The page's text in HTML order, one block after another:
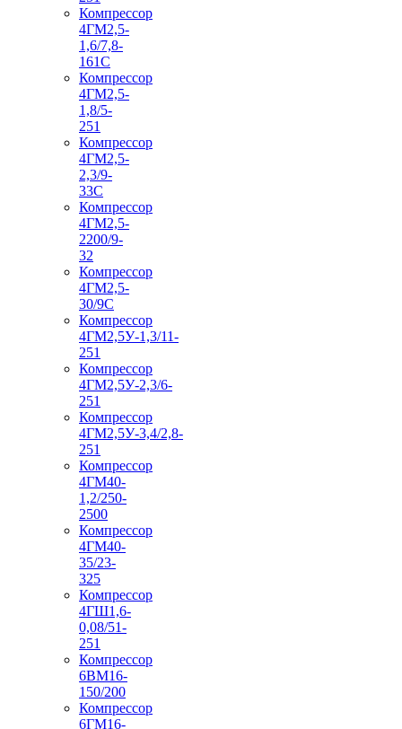
Компрессор
4ГМ2,5-
1,6/7,8-
161С
Компрессор
4ГМ2,5-
1,8/5-
251
Компрессор
4ГМ2,5-
2,3/9-
33С
Компрессор
4ГМ2,5-
2200/9-
32
Компрессор
4ГМ2,5-
30/9С
Компрессор
4ГМ2,5У-1,3/11-
251
Компрессор
4ГМ2,5У-2,3/6-
251
Компрессор
4ГМ2,5У-3,4/2,8-
251
Компрессор
4ГМ40-
1,2/250-
2500
Компрессор
4ГМ40-
35/23-
325
Компрессор
4ГШ1,6-
0,08/51-
251
Компрессор
6ВМ16-
150/200
Компрессор
6ГМ16-